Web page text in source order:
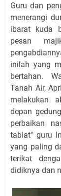
Guru dan
menerangi
ibarat kuda
pesan
inilah yang
bertahan.
Tanah Air,
melakukan
depan
perbaikan
tabiat" guru
yang paling
terikat
didiknya dan